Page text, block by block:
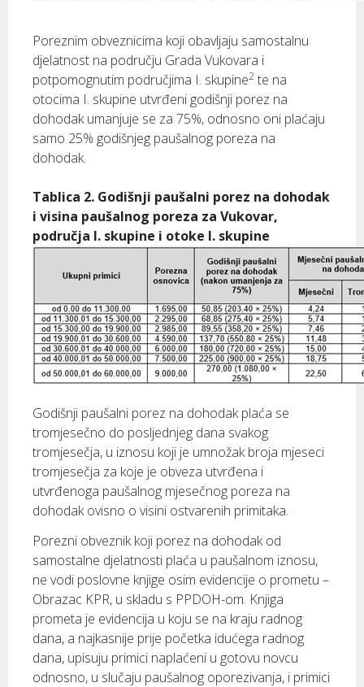
Poreznim obveznicima koji obavljaju samostalnu
djelatnost na području Grada Vukovara i
potpomognutim područjima I. skupine2 te na
otocima I. skupine utvrđeni godišnji porez na
dohodak umanjuje se za 75%, odnosno oni plaćaju
samo 25% godišnjeg paušalnog poreza na
dohodak.
Tablica 2. Godišnji paušalni porez na dohodak
i visina paušalnog poreza za Vukovar,
područja I. skupine i otoke I. skupine
Godišnji paušalni porez na dohodak plaća se
tromjesečno do posljednjeg dana svakog
tromjesečja, u iznosu koji je umnožak broja mjeseci
tromjesečja za koje je obveza utvrđena i
utvrđenoga paušalnog mjesečnog poreza na
dohodak ovisno o visini ostvarenih primitaka.
Porezni obveznik koji porez na dohodak od
samostalne djelatnosti plaća u paušalnom iznosu,
ne vodi poslovne knjige osim evidencije o prometu –
Obrazac KPR, u skladu s PPDOH-om. Knjiga
prometa je evidencija u koju se na kraju radnog
dana, a najkasnije prije početka idućega radnog
dana, upisuju primici naplaćeni u gotovu novcu
odnosno, u slučaju paušalnog oporezivanja, i primici